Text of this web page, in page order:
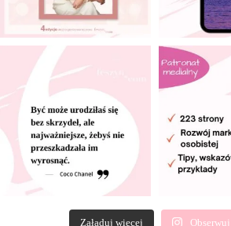
Załaduj więcej Obserwuj